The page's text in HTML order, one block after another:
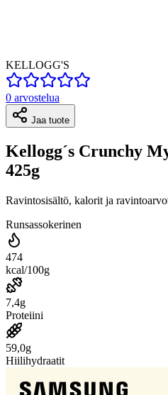
KELLOGG'S
0 arvostelua
Jaa tuote
Kellogg´s Crunchy
425g
Ravintosisältö, kalorit ja
Runsassokerinen
474
kcal/100g
7,4g
Proteiini
59,0g
Hiilihydraatit